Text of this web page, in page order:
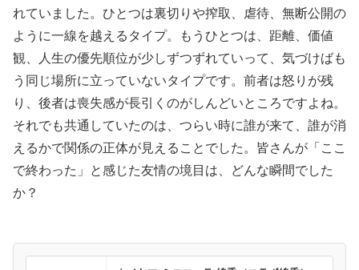
れていました。ひとつは裏切りや搾取、虐待、無断公開の
ように一線を越えるタイプ。もうひとつは、距離、価値
観、人生の優先順位が少しずつずれていって、気づけばも
う同じ場所に立っていないタイプです。前者は怒りが残
り、後者は喪失感が長引くのがしんどいところですよね。
それでも共通していたのは、つらい時に誰が来て、誰が消
えるかで関係の正体が見えることでした。皆さんが「ここ
で終わった」と感じた友情の境目は、どんな瞬間でした
か？